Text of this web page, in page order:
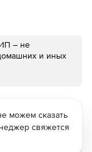
– не
и иных
можем сказать
свяжется